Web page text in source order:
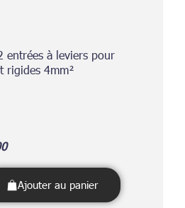
entrées à leviers pour
rigides 4mm²
Ajouter au panier